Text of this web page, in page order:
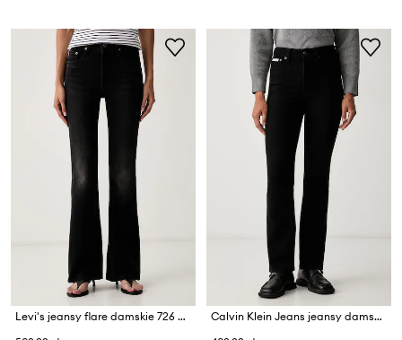
Levi's jeansy flare damskie 726 HR FLARE
Calvin Klein Jeans jeansy damskie